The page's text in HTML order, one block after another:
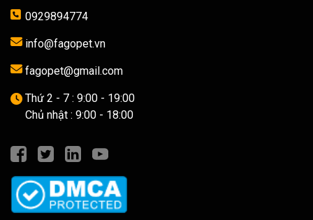
0929894774
info@fagopet.vn
fagopet@gmail.com
Thứ 2 - 7 : 9:00 - 19:00
Chủ nhật : 9:00 - 18:00